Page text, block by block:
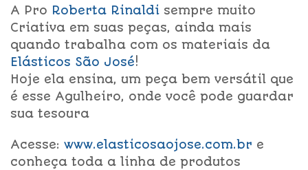
A Pro Roberta Rinaldi sempre muito
Criativa em suas peças, ainda mais
quando trabalha com os materiais da
Elásticos São José!
Hoje ela ensina, um peça bem versátil que
é esse Agulheiro, onde você pode guardar
sua tesoura
Acesse: www.elasticosaojose.com.br e
conheça toda a linha de produtos